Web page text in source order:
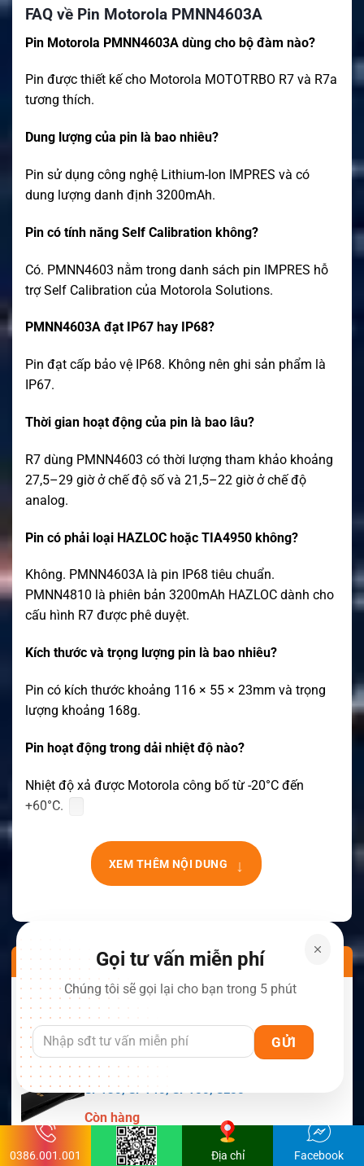
FAQ về Pin Motorola PMNN4603A
Pin Motorola PMNN4603A dùng cho bộ đàm nào?
Pin được thiết kế cho Motorola MOTOTRBO R7 và R7a
tương thích.
Dung lượng của pin là bao nhiêu?
Pin sử dụng công nghệ Lithium-Ion IMPRES và có
dung lượng danh định 3200mAh.
Pin có tính năng Self Calibration không?
Có. PMNN4603 nằm trong danh sách pin IMPRES hỗ
trợ Self Calibration của Motorola Solutions.
PMNN4603A đạt IP67 hay IP68?
Pin đạt cấp bảo vệ IP68. Không nên ghi sản phẩm là
IP67.
Thời gian hoạt động của pin là bao lâu?
R7 dùng PMNN4603 có thời lượng tham khảo khoảng
27,5–29 giờ ở chế độ số và 21,5–22 giờ ở chế độ
analog.
Pin có phải loại HAZLOC hoặc TIA4950 không?
Không. PMNN4603A là pin IP68 tiêu chuẩn.
PMNN4810 là phiên bản 3200mAh HAZLOC dành cho
cấu hình R7 được phê duyệt.
Kích thước và trọng lượng pin là bao nhiêu?
Pin có kích thước khoảng 116 × 55 × 23mm và trọng
lượng khoảng 168g.
Pin hoạt động trong dải nhiệt độ nào?
Nhiệt độ xả được Motorola công bố từ -20°C đến
+60°C.
XEM THÊM NỘI DUNG ↓
SẢN PHẨM NỔI BẬT
Pin CS-UPX500TW.5 Cho Maxon Comm-
Panion CP0150, CP0511, CP0515
Còn hàng
Pin CS-MSP130TW.1 Maxon Cho Bộ Đàm
SP130, SP140, SP150, SL55
Còn hàng
Pin CS-MPX700TW Motorola Cho Bộ Đàm
Gọi tư vấn miễn phí
Chúng tôi sẽ gọi lại cho bạn trong 5 phút
0386.001.001 Địa chỉ Facebook